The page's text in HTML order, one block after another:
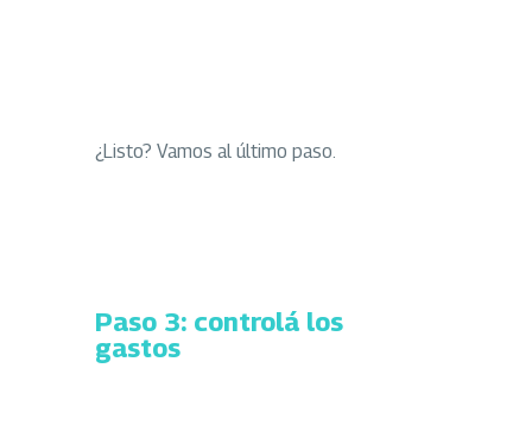
¿Listo? Vamos al último paso.
Paso 3: controlá los
gastos